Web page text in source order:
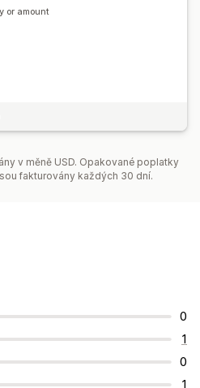
or amount
v měně USD. Opakované poplatky
fakturovány každých 30 dní.
0
1
0
1